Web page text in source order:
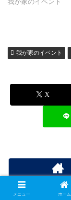
我が家のイベント
我が家のイベント
X
メニュー ホーム